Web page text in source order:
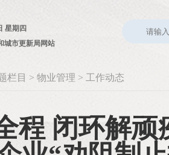
星期四
城市更新局网站
栏目 > 物业管理 > 工作动态
程 闭环解